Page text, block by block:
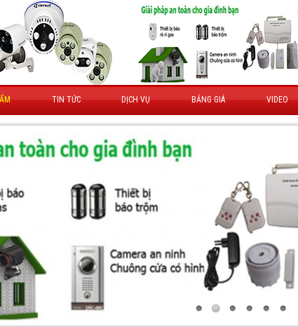
TIN TỨC DỊCH VỤ BẢNG GIÁ VIDEO